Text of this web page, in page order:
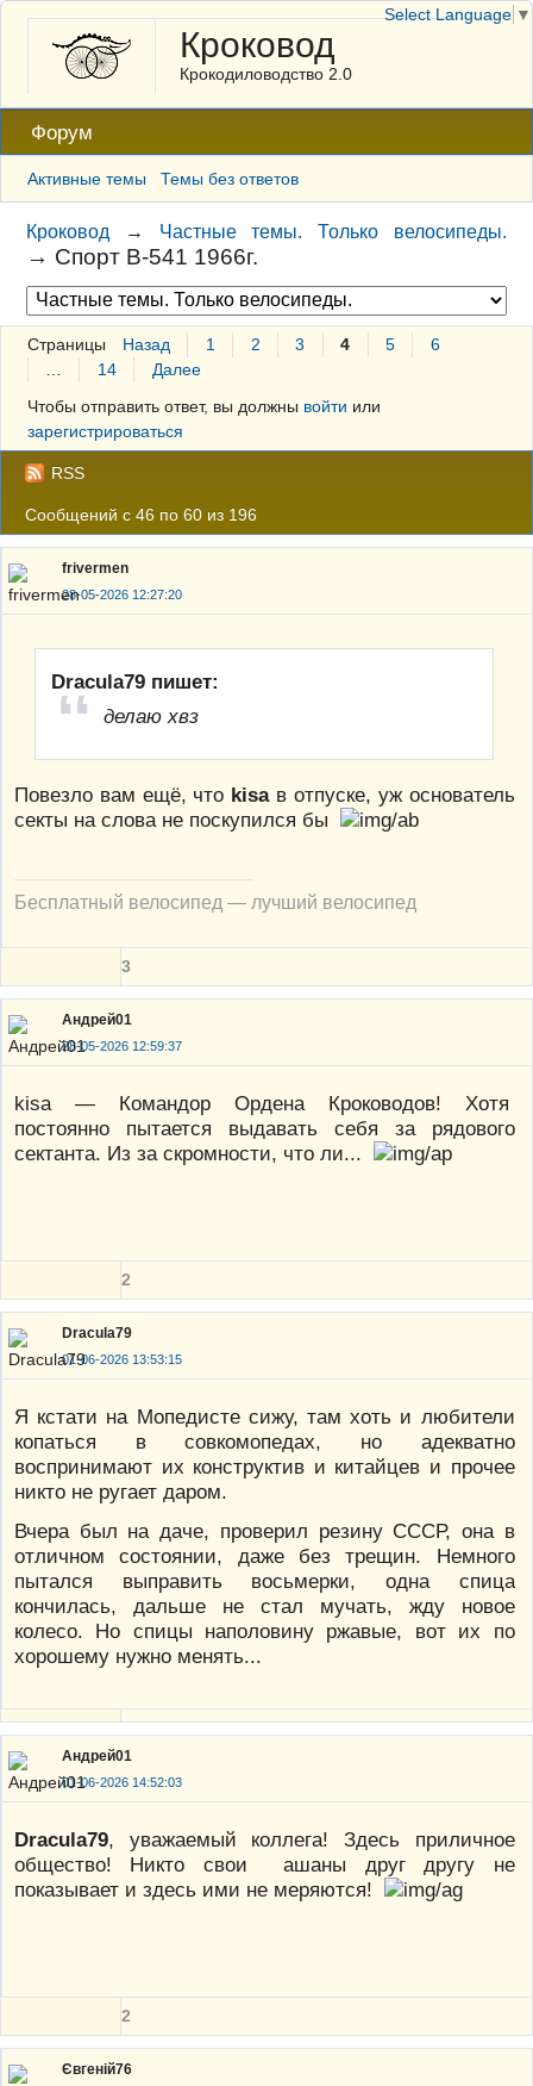
Кроковод
Крокодиловодство 2.0
Форум
Активные темы Темы без ответов
Кроковод → Частные темы. Только велосипеды.
→ Спорт В-541 1966г.
Страницы Назад 1 2 3 4 5
6
14
Далее
Чтобы отправить ответ, вы должны войти или
зарегистрироваться
RSS
Сообщений с 46 по 60 из 196
frivermen
28-05-2026 12:27:20
Dracula79 пишет:
делаю хвз
Повезло вам ещё, что kisaв отпуске, уж основатель
секты на слова не поскупился бы
Бесплатный велосипед — лучший велосипед
3
Андрей01
28-05-2026 12:59:37
kisa — Командор Ордена Кроководов! Хотя
постоянно пытается выдавать себя за рядового
сектанта. Из за скромности, что ли...
2
Dracula79
01-06-2026 13:53:15
Я кстати на Мопедисте сижу, там хоть и любители
копаться в совкомопедах, но адекватно
воспринимают их конструктив и китайцев и прочее
никто не ругает даром.
Вчера был на даче, проверил резину СССР, она в
отличном состоянии, даже без трещин. Немного
пытался выправить восьмерки, одна спица
кончилась, дальше не стал мучать, жду новое
колесо. Но спицы наполовину ржавые, вот их по
хорошему нужно менять...
Андрей01
01-06-2026 14:52:03
Dracula79, уважаемый коллега! Здесь приличное
общество! Никто свои ашаны друг другу не
показывает и здесь ими не меряются!
2
Євгеній76
Select Language ▼